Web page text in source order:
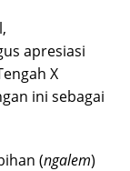
apresiasi
X
ini sebagai
(ngalem)